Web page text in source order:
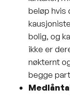
beløp hvis
bolig, og
ikke er
nøkternt
begge